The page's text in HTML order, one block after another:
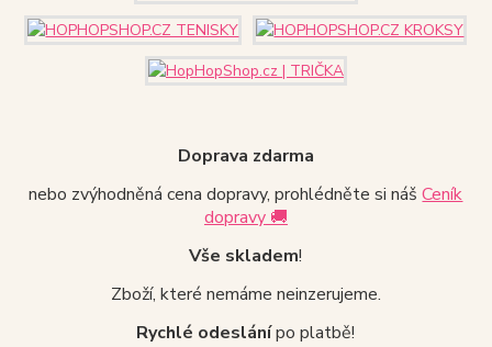
Doprava zdarma
nebo zvýhodněná cena dopravy, prohlédněte si nášCeník
dopravy 🚚
Vše skladem!
Zboží, které nemáme neinzerujeme.
Rychlé odeslánípo platbě!